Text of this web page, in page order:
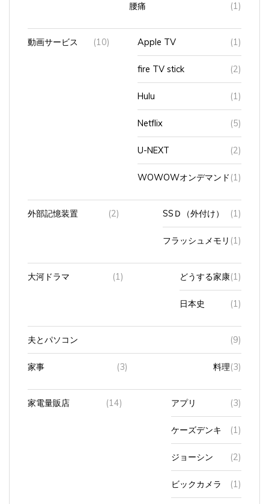
腰痛 (1)
動画サービス (10) Apple TV (1)
fire TV stick (2)
Hulu (1)
Netflix (5)
U-NEXT (2)
WOWOWオンデマンド (1)
外部記憶装置 (2) SSＤ（外付け） (1)
フラッシュメモリ (1)
大河ドラマ (1) どうする家康(1)
日本史 (1)
夫とパソコン (9)
家事 (3) 料理(3)
家電量販店 (14) アプリ (3)
ケーズデンキ (1)
ジョーシン (2)
ビックカメラ (1)